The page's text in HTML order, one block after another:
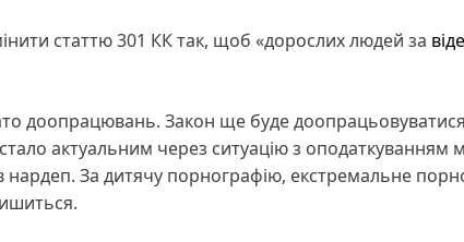
статтю 301 КК так, щоб «дорослих людей за
доопрацювань. Закон ще буде
актуальним через ситуацію з оподаткуванням
нардеп. За дитячу порнографію, екстремальне